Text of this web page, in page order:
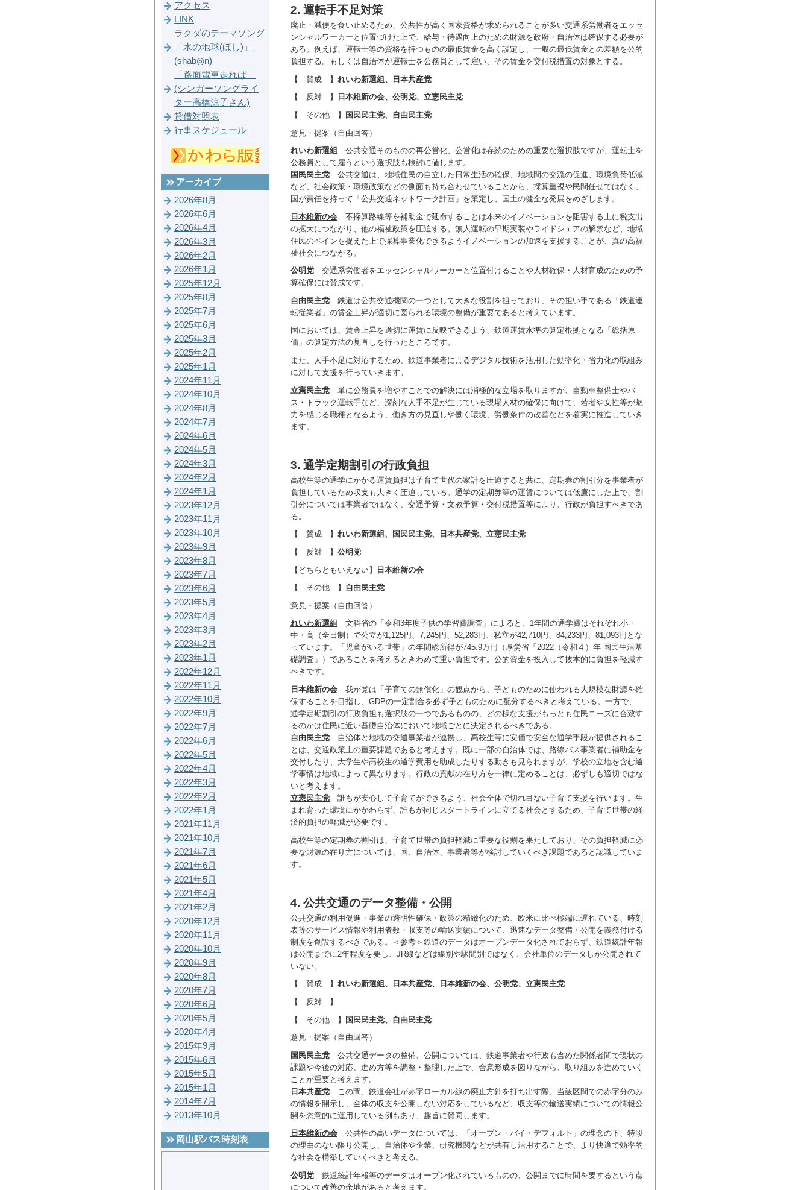
2. 運転手不足対策
廃止・減便を食い止めるため、公共性が高く国家資格が求められることが多い交通系労働者をエッセ
ンシャルワーカーと位置づけた上で、給与・待遇向上のための財源を政府・自治体は確保する必要が
ある。例えば、運転士等の資格を持つものの最低賃金を高く設定し、一般の最低賃金との差額を公的
負担する。もしくは自治体が運転士を公務員として雇い、その賃金を交付税措置の対象とする。
【 賛成 】 れいわ新選組、日本共産党
【 反対 】
日本維新の会、公明党、立憲民主党
【 その他 】
国民民主党、自由民主党
意見・提案（自由回答）
れいわ新選組
公共交通そのものの再公営化、公営化は存続のための重要な選択肢ですが、運転士を
公務員として雇うという選択肢も検討に値します。
国民民主党 公共交通は、地域住民の自立した日常生活の確保、地域間の交流の促進、環境負荷低減
など、社会政策・環境政策などの側面も持ち合わせていることから、採算重視や民間任せではなく、
国が責任を持って「公共交通ネットワーク計画」を策定し、国土の健全な発展をめざします。
日本維新の会 不採算路線等を補助金で延命することは本来のイノベーションを阻害する上に税支出
の拡大につながり、他の福祉政策を圧迫する。無人運転の早期実装やライドシェアの解禁など、地域
住民のペインを捉えた上で採算事業化できるようイノベーションの加速を支援することが、真の高福
祉社会につながる。
公明党 交通系労働者をエッセンシャルワーカーと位置付けることや人材確保・人材育成のための予
算確保には賛成です。
自由民主党 鉄道は公共交通機関の一つとして大きな役割を担っており、その担い手である「鉄道運
転従業者」の賃金上昇が適切に図られる環境の整備が重要であると考えています。
国においては、賃金上昇を適切に運賃に反映できるよう、鉄道運賃水準の算定根拠となる「総括原
価」の算定方法の見直しを行ったところです。
また、人手不足に対応するため、鉄道事業者によるデジタル技術を活用した効率化・省力化の取組み
に対して支援を行っていきます。
立憲民主党 単に公務員を増やすことでの解決には消極的な立場を取りますが、自動車整備士やバ
ス・トラック運転手など、深刻な人手不足が生じている現場人材の確保に向けて、若者や女性等が魅
力を感じる職種となるよう、働き方の見直しや働く環境、労働条件の改善などを着実に推進していき
ます。
3. 通学定期割引の行政負担
高校生等の通学にかかる運賃負担は子育て世代の家計を圧迫すると共に、定期券の割引分を事業者が
負担しているため収支も大きく圧迫している。通学の定期券等の運賃については低廉にした上で、割
引分については事業者ではなく、交通予算・文教予算・交付税措置等により、行政が負担すべきであ
る。
【 賛成 】 れいわ新選組、国民民主党、日本共産党、立憲民主党
【 反対 】 公明党
【どちらともいえない】
日本維新の会
【 その他 】 自由民主党
意見・提案（自由回答）
れいわ新選組
文科省の「令和3年度子供の学習費調査」によると、1年間の通学費はそれぞれ小・
中・高（全日制）で公立が1,125円、7,245円、52,283円、私立が42,710円、84,233円、81,093円とな
っています。「児童がいる世帯」の年間総所得が745.9万円（厚労省「2022（令和４）年 国民生活基
礎調査」）であることを考えるときわめて重い負担です。公的資金を投入して抜本的に負担を軽減す
べきです。
日本維新の会 我が党は「子育ての無償化」の観点から、子どものために使われる大規模な財源を確
保することを目指し、GDPの一定割合を必ず子どものために配分するべきと考えている。一方で、
通学定期割引の行政負担も選択肢の一つであるものの、どの様な支援がもっとも住民ニーズに合致す
るのかは住民に近い基礎自治体において地域ごとに決定されるべきである。
自由民主党 自治体と地域の交通事業者が連携し、高校生等に安価で安全な通学手段が提供されるこ
とは、交通政策上の重要課題であると考えます。既に一部の自治体では、路線バス事業者に補助金を
交付したり、大学生や高校生の通学費用を助成したりする動きも見られますが、学校の立地を含む通
学事情は地域によって異なります。行政の貢献の在り方を一律に定めることは、必ずしも適切ではな
いと考えます。
立憲民主党 誰もが安心して子育てができるよう、社会全体で切れ目ない子育て支援を行います。生
まれ育った環境にかかわらず、誰もが同じスタートラインに立てる社会とするため、子育て世帯の経
済的負担の軽減が必要です。
高校生等の定期券の割引は、子育て世帯の負担軽減に重要な役割を果たしており、その負担軽減に必
要な財源の在り方については、国、自治体、事業者等が検討していくべき課題であると認識していま
す。
4. 公共交通のデータ整備・公開
公共交通の利用促進・事業の透明性確保・政策の精緻化のため、欧米に比べ極端に遅れている、時刻
表等のサービス情報や利用者数・収支等の輸送実績について、迅速なデータ整備・公開を義務付ける
制度を創設するべきである。＜参考＞鉄道のデータはオープンデータ化されておらず、鉄道統計年報
は公開までに2年程度を要し、JR線などは線別や駅間別ではなく、会社単位のデータしか公開されて
いない。
【 賛成 】 れいわ新選組、日本共産党、日本維新の会、公明党、立憲民主党
【 反対 】
【 その他 】 国民民主党、自由民主党
意見・提案（自由回答）
国民民主党 公共交通データの整備、公開については、鉄道事業者や行政も含めた関係者間で現状の
課題や今後の対応、進め方等を調整・整理した上で、合意形成を図りながら、取り組みを進めていく
ことが重要と考えます。
日本共産党 この間、鉄道会社が赤字ローカル線の廃止方針を打ち出す際、当該区間での赤字分のみ
の情報を開示し、全体の収支を公開しない対応をしているなど、収支等の輸送実績についての情報公
開を恣意的に運用している例もあり、趣旨に賛同します。
日本維新の会 公共性の高いデータについては、「オープン・バイ・デフォルト」の理念の下、特段
の理由のない限り公開し、自治体や企業、研究機関などが共有し活用することで、より快適で効率的
な社会を構築していくべきと考える。
公明党 鉄道統計年報等のデータはオープン化されているものの、公開までに時間を要するという点
について改善の余地があると考えます。
アクセス
LINK
ラクダのテーマソング
「水の地球(ほし)」
(shab◎n)
「路面電車走れば」
(シンガーソングライ
ター高橋涼子さん)
貸借対照表
行事スケジュール
アーカイブ
2026年8月
2026年6月
2026年4月
2026年3月
2026年2月
2026年1月
2025年12月
2025年8月
2025年7月
2025年6月
2025年3月
2025年2月
2025年1月
2024年11月
2024年10月
2024年8月
2024年7月
2024年6月
2024年5月
2024年3月
2024年2月
2024年1月
2023年12月
2023年11月
2023年10月
2023年9月
2023年8月
2023年7月
2023年6月
2023年5月
2023年4月
2023年3月
2023年2月
2023年1月
2022年12月
2022年11月
2022年10月
2022年9月
2022年7月
2022年6月
2022年5月
2022年4月
2022年3月
2022年2月
2022年1月
2021年11月
2021年10月
2021年7月
2021年6月
2021年5月
2021年4月
2021年2月
2020年12月
2020年11月
2020年10月
2020年9月
2020年8月
2020年7月
2020年6月
2020年5月
2020年4月
2015年9月
2015年6月
2015年5月
2015年1月
2014年7月
2013年10月
岡山駅バス時刻表